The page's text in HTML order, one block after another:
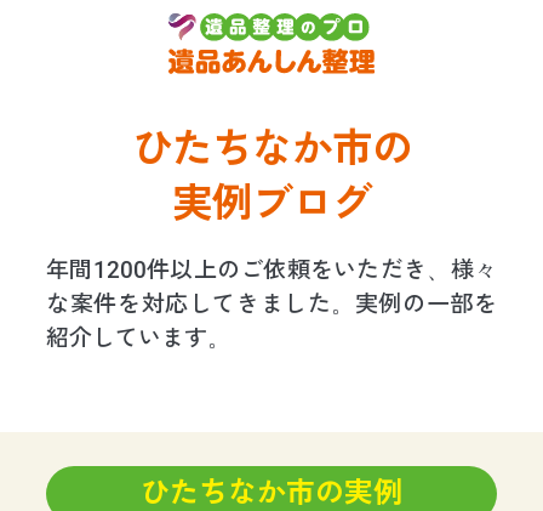
ひたちなか市⁩の
実例ブログ
年間1200件以上のご依頼をいただき、様々
な案件を対応してきました。実例の一部を
紹介しています。
ひたちなか市⁩の実例